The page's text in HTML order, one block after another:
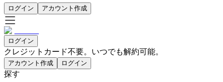
ログイン アカウント作成
ログイン
クレジットカード不要。いつでも解約可能。
アカウント作成 ログイン
探す